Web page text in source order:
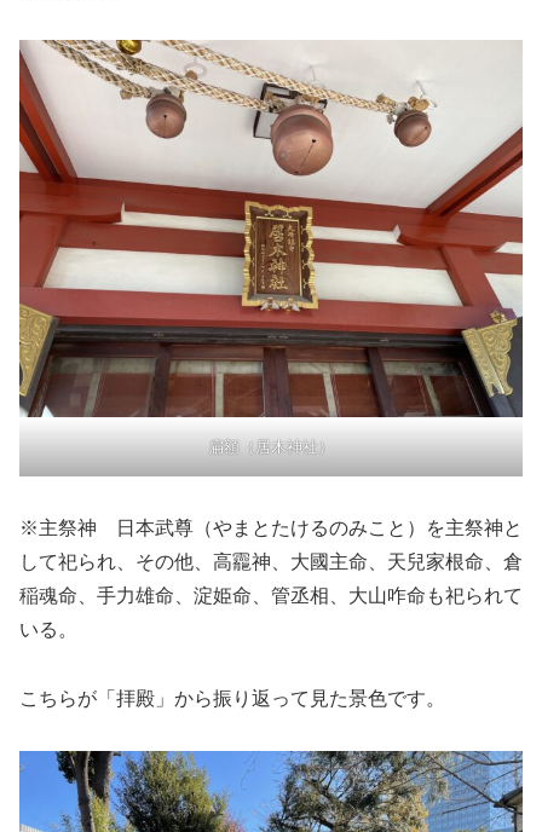
扁額（居木神社）
※主祭神 日本武尊（やまとたけるのみこと）を主祭神と
して祀られ、その他、高龗神、大國主命、天兒家根命、倉
稲魂命、手力雄命、淀姫命、管丞相、大山咋命も祀られて
いる。
こちらが「拝殿」から振り返って見た景色です。